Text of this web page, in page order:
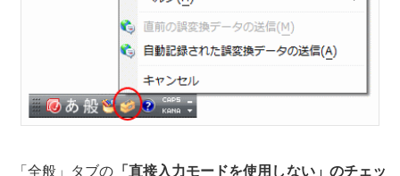
「全般」タブの 「直接入力モードを使用しない」のチェッ